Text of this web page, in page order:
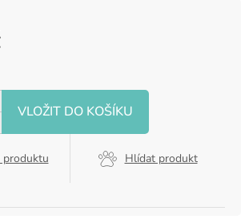
produktu Hlídat produkt